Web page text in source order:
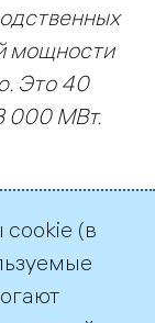
мощности
Это 40
000 МВт.
(в